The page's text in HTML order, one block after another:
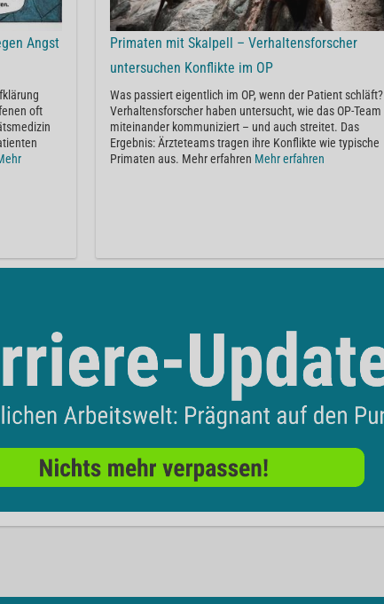
Angst
oft
Primaten mit Skalpell – Verhaltensforscher
untersuchen Konflikte im OP
Was passiert eigentlich im OP, wenn der Patient schläft?
Verhaltensforscher haben untersucht, wie das OP-Team
miteinander kommuniziert – und auch streitet. Das
Ergebnis: Ärzteteams tragen ihre Konflikte wie typische
Primaten aus. Mehr erfahren Mehr erfahren